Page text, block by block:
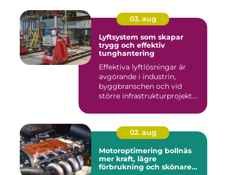
03. aug
Lyftsystem som skapar
trygg och effektiv
tunghantering
Effektiva lyftlösningar är
avgörande i industrin,
byggbranschen och vid
större infrastrukturprojekt....
02. aug
Motoroptimering bollnäs
mer kraft, lägre
förbrukning och skönare